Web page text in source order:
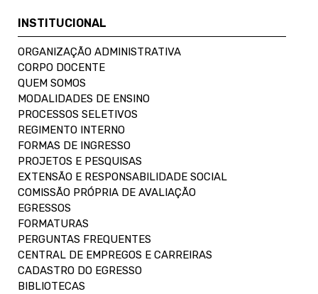
INSTITUCIONAL
ORGANIZAÇÃO ADMINISTRATIVA
CORPO DOCENTE
QUEM SOMOS
MODALIDADES DE ENSINO
PROCESSOS SELETIVOS
REGIMENTO INTERNO
FORMAS DE INGRESSO
PROJETOS E PESQUISAS
EXTENSÃO E RESPONSABILIDADE SOCIAL
COMISSÃO PRÓPRIA DE AVALIAÇÃO
EGRESSOS
FORMATURAS
PERGUNTAS FREQUENTES
CENTRAL DE EMPREGOS E CARREIRAS
CADASTRO DO EGRESSO
BIBLIOTECAS